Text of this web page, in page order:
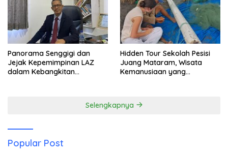
Panorama Senggigi dan
Jejak Kepemimpinan LAZ
dalam Kebangkitan
Hidden Tour Sekolah Pesisi
Juang Mataram, Wisata
Kemanusiaan yang
Selengkapnya
Popular Post